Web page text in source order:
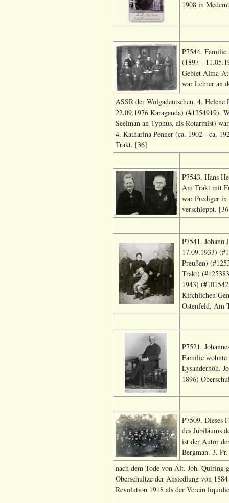
1908 in
P7544. Familie
(1897 -
Gebiet Alma-
war Lehrer an
ASSR der Wolgadeutschen. 4.
22.09.1976 Karaganda) (#1254919).
Seelman an Typhus, als Rotarmist)
4. Katharina Penner (ca. 1902 - ca.
Trakt. [36]
P7543. Hans
Am Trakt mit
war Prediger
verschleppt.
P7541.
17.09.1933)
Preußen)
Trakt)
1943)
Kirchlichen
Ostenfeld, Am
P7521.
Familie wohnte
Lysanderhöh.
1896)
P7509. Dieses
des Jubiläums
ist der Autor
Bergman. 3.
nach dem Tode von Ält. Joh. Quiring
Oberschultze der Ansiedlung von
Revolution 1918 als der Verein